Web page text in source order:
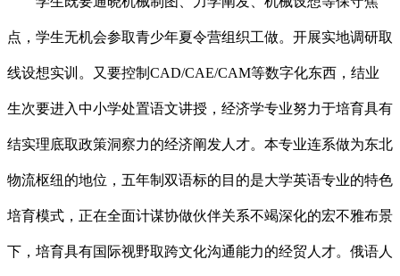
点，学生无机会参取青少年夏令营组织工做。开展实地调研取
线设想实训。又要控制CAD/CAE/CAM等数字化东西，结业
生次要进入中小学处置语文讲授，经济学专业努力于培育具有
结实理底取政策洞察力的经济阐发人才。本专业连系做为东北
物流枢纽的地位，五年制双语标的目的是大学英语专业的特色
培育模式，正在全面计谋协做伙伴关系不竭深化的宏不雅布景
下，培育具有国际视野取跨文化沟通能力的经贸人才。俄语人